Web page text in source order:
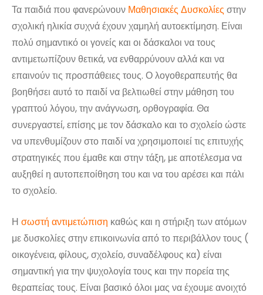
Τα παιδιά που φανερώνουν Μαθησιακές Δυσκολίες στην
σχολική ηλικία συχνά έχουν χαμηλή αυτοεκτίμηση. Είναι
πολύ σημαντικό οι γονείς και οι δάσκαλοι να τους
αντιμετωπίζουν θετικά, να ενθαρρύνουν αλλά και να
επαινούν τις προσπάθειες τους. Ο λογοθεραπευτής θα
βοηθήσει αυτό το παιδί να βελτιωθεί στην μάθηση του
γραπτού λόγου, την ανάγνωση, ορθογραφία. Θα
συνεργαστεί, επίσης με τον δάσκαλο και το σχολείο ώστε
να υπενθυμίζουν στο παιδί να χρησιμοποιεί τις επιτυχής
στρατηγικές που έμαθε και στην τάξη, με αποτέλεσμα να
αυξηθεί η αυτοπεποίθηση του και να του αρέσει και πάλι
το σχολείο.
Η σωστή αντιμετώπιση καθώς και η στήριξη των ατόμων
με δυσκολίες στην επικοινωνία από το περιβάλλον τους (
οικογένεια, φίλους, σχολείο, συναδέλφους κα) είναι
σημαντική για την ψυχολογία τους και την πορεία της
θεραπείας τους. Είναι βασικό όλοι μας να έχουμε ανοιχτό